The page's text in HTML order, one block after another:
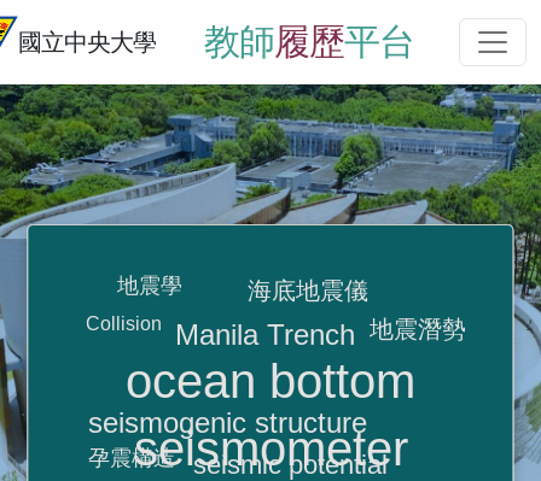
國立中央大學 教師履歷平台
ocean bottom
seismometer
seismogenic structure
Manila Trench
seismic potential
海底地震儀
地震潛勢
地震學
孕震構造
Collision